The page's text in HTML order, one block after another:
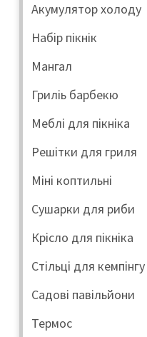
Акумулятор холоду
Набір пікнік
Мангал
Гриліь барбекю
Меблі для пікніка
Решітки для гриля
Міні коптильні
Сушарки для риби
Крісло для пікніка
Стільці для кемпінгу
Садові павільйони
Термос